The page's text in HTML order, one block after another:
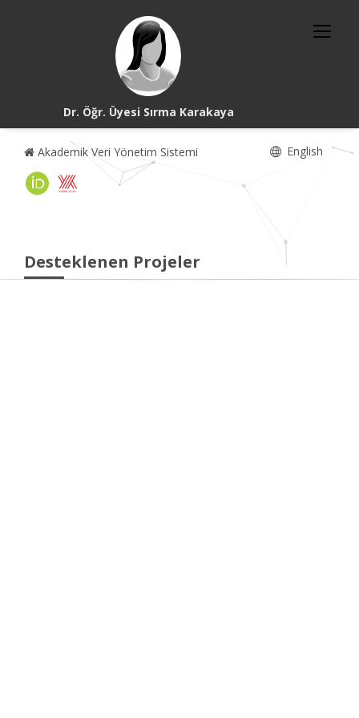
Dr. Öğr. Üyesi Sırma Karakaya
Akademik Veri Yönetim Sistemi English
Desteklenen Projeler